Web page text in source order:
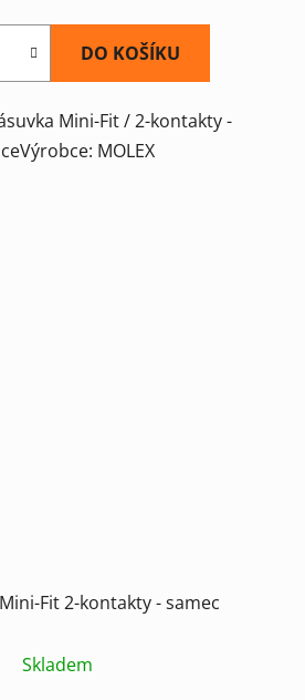
DO KOŠÍKU
Mini-Fit / 2-kontakty -
MOLEX
Fit 2-kontakty - samec
Skladem